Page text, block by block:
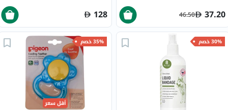
37.20
46.50
128
30% خصم 35% خصم
أقل سعر